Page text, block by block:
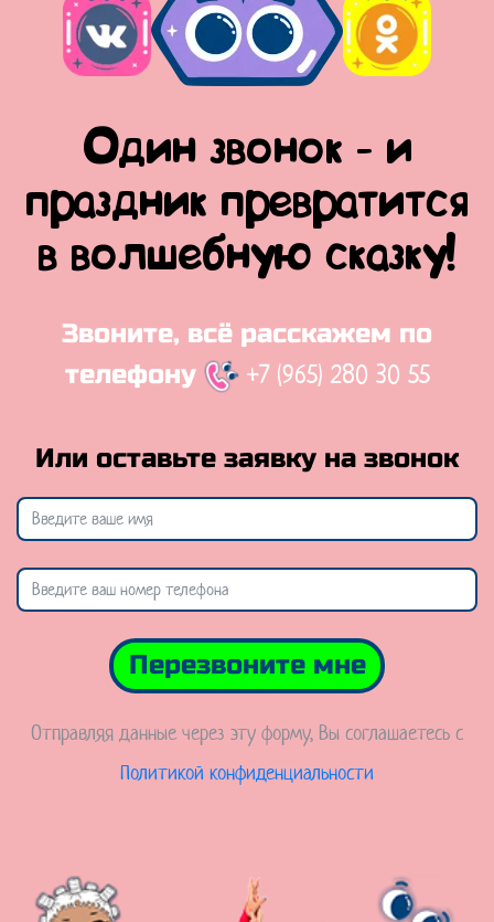
Один звонок - и
праздник превратится
в волшебную сказку!
Звоните, всё расскажем по
телефону
+7 (965) 280 30 55
Или оставьте заявку на звонок
Перезвоните мне
Отправляя данные через эту форму, Вы соглашаетесь с
Политикой конфиденциальности